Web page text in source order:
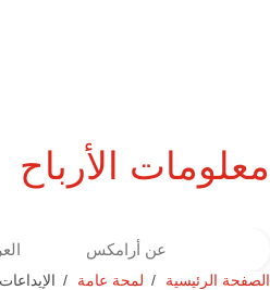
معلومات الأرباح
عن أرامكس
الصفحة الرئيسية لمحة عامة